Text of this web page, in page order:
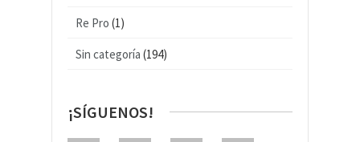
Re Pro (1)
Sin categoría (194)
¡SÍGUENOS!